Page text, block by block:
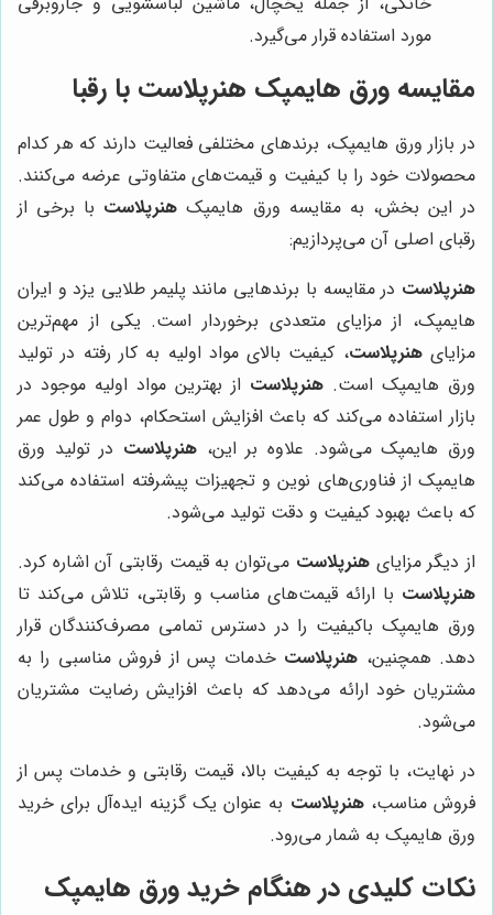
مورد استفاده قرار می‌گیرد.
مقایسه ورق هایمپک هنرپلاست با رقبا
در بازار ورق هایمپک، برندهای مختلفی فعالیت دارند که هر کدام
محصولات خود را با کیفیت و قیمت‌های متفاوتی عرضه می‌کنند.
در این بخش، به مقایسه ورق هایمپک هنرپلاست با برخی از
رقبای اصلی آن می‌پردازیم:
هنرپلاست در مقایسه با برندهایی مانند پلیمر طلایی یزد و ایران
هایمپک، از مزایای متعددی برخوردار است. یکی از مهم‌ترین
مزایایهنرپلاست، کیفیت بالای مواد اولیه به کار رفته در تولید
ورق هایمپک است. هنرپلاست از بهترین مواد اولیه موجود در
بازار استفاده می‌کند که باعث افزایش استحکام، دوام و طول عمر
ورق هایمپک می‌شود. علاوه بر این، هنرپلاست در تولید ورق
هایمپک از فناوری‌های نوین و تجهیزات پیشرفته استفاده می‌کند
که باعث بهبود کیفیت و دقت تولید می‌شود.
از دیگر مزایایهنرپلاست می‌توان به قیمت رقابتی آن اشاره کرد.
هنرپلاست با ارائه قیمت‌های مناسب و رقابتی، تلاش می‌کند تا
ورق هایمپک باکیفیت را در دسترس تمامی مصرف‌کنندگان قرار
دهد. همچنین، هنرپلاست خدمات پس از فروش مناسبی را به
مشتریان خود ارائه می‌دهد که باعث افزایش رضایت مشتریان
می‌شود.
در نهایت، با توجه به کیفیت بالا، قیمت رقابتی و خدمات پس از
فروش مناسب،هنرپلاست به عنوان یک گزینه ایده‌آل برای خرید
ورق هایمپک به شمار می‌رود.
نکات کلیدی در هنگام خرید ورق هایمپک